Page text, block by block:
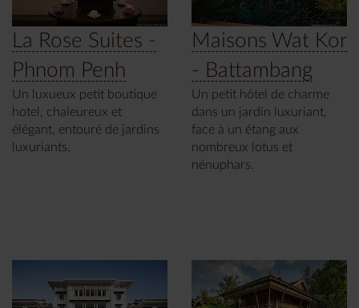
La Rose Suites -
Phnom Penh
Un luxueux petit boutique
hotel, chaleureux et
élégant, entouré de jardins
luxuriants.
Maisons Wat Kor
- Battambang
Un petit hôtel de charme
dans un jardin luxuriant,
face à un étang aux
nombreux lotus et
nénuphars.